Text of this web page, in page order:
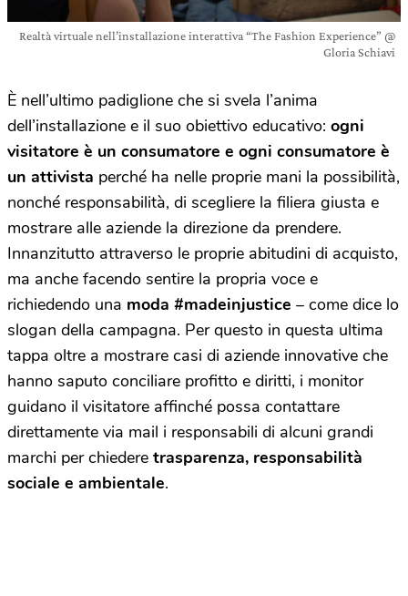
Realtà virtuale nell’installazione interattiva “The Fashion Experience” @
Gloria Schiavi
È nell’ultimo padiglione che si svela l’anima
dell’installazione e il suo obiettivo educativo: ogni
visitatore è un consumatore e ogni consumatore è
un attivista perché ha nelle proprie mani la possibilità,
nonché responsabilità, di scegliere la filiera giusta e
mostrare alle aziende la direzione da prendere.
Innanzitutto attraverso le proprie abitudini di acquisto,
ma anche facendo sentire la propria voce e
richiedendo una moda #madeinjustice – come dice lo
slogan della campagna. Per questo in questa ultima
tappa oltre a mostrare casi di aziende innovative che
hanno saputo conciliare profitto e diritti, i monitor
guidano il visitatore affinché possa contattare
direttamente via mail i responsabili di alcuni grandi
marchi per chiedere trasparenza, responsabilità
sociale e ambientale.